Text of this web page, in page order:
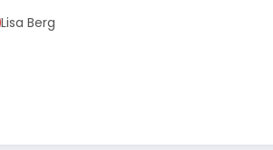
Lisa Berg